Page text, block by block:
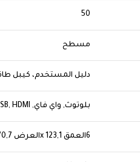
50
مسطح
دليل المستخدم، كيبل
بلوتوث, واي فاي, USB, HDMI
6العمق x 123,1العرض x 70,7الارتفاع سم